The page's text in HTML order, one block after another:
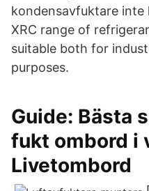
kondensavfuktare
XRC range of
suitable both for
purposes.
Guide: Bästa
fukt ombord i
Livetombord